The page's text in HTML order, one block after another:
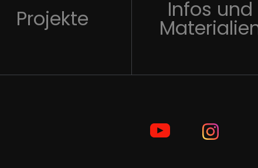
Projekte Infos und